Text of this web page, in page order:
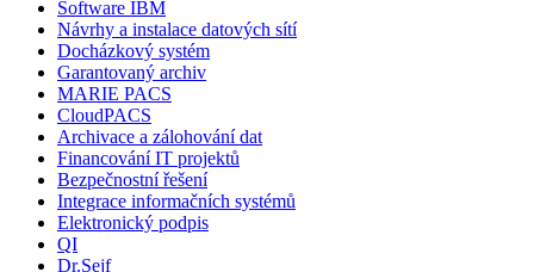
Software IBM
Návrhy a instalace datových sítí
Docházkový systém
Garantovaný archiv
MARIE PACS
CloudPACS
Archivace a zálohování dat
Financování IT projektů
Bezpečnostní řešení
Integrace informačních systémů
Elektronický podpis
QI
Dr.Sejf